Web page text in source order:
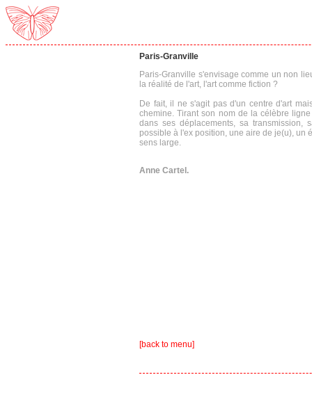
Paris-Granville
Paris-Granville s'envisage comme un non
la réalité de l'art, l'art comme fiction ?
De fait, il ne s'agit pas d'un centre d'art
chemine. Tirant son nom de la célèbre
dans ses déplacements, sa transmission,
possible à l'ex position, une aire de je(u), un
sens large.
Anne Cartel.
[back to menu]